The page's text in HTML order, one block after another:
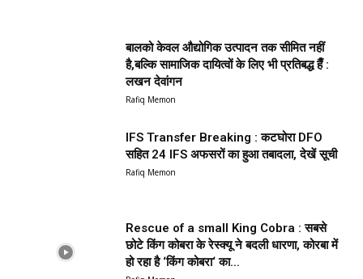
बालको केवल औद्योगिक उत्पादन तक सीमित नहीं
है,बल्कि सामाजिक दायित्वों के लिए भी प्रतिबद्ध हैँ :
लखन देवांगन
Rafiq Memon
IFS Transfer Breaking : कटघोरा DFO
सहित 24 IFS अफसरों का हुआ तबादला, देखें सूची
Rafiq Memon
Rescue of a small King Cobra : सबसे
छोटे किंग कोबरा के रेस्क्यू ने बदली धारणा, कोरबा में
हो रहा है ‘किंग कोबरा‘ का...